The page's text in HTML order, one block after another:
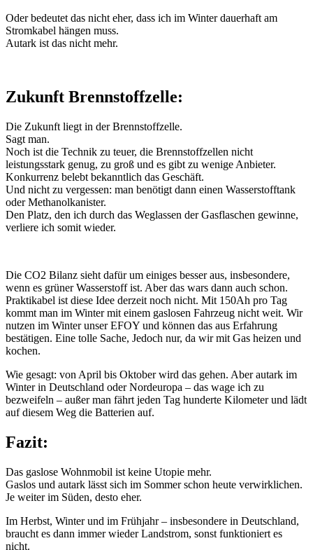
Oder bedeutet das nicht eher, dass ich im Winter dauerhaft am
Stromkabel hängen muss.
Autark ist das nicht mehr.
Zukunft Brennstoffzelle:
Die Zukunft liegt in der Brennstoffzelle.
Sagt man.
Noch ist die Technik zu teuer, die Brennstoffzellen nicht
leistungsstark genug, zu groß und es gibt zu wenige Anbieter.
Konkurrenz belebt bekanntlich das Geschäft.
Und nicht zu vergessen: man benötigt dann einen Wasserstofftank
oder Methanolkanister.
Den Platz, den ich durch das Weglassen der Gasflaschen gewinne,
verliere ich somit wieder.
Die CO2 Bilanz sieht dafür um einiges besser aus, insbesondere,
wenn es grüner Wasserstoff ist. Aber das wars dann auch schon.
Praktikabel ist diese Idee derzeit noch nicht. Mit 150Ah pro Tag
kommt man im Winter mit einem gaslosen Fahrzeug nicht weit. Wir
nutzen im Winter unser EFOY und können das aus Erfahrung
bestätigen. Eine tolle Sache, Jedoch nur, da wir mit Gas heizen und
kochen.
Wie gesagt: von April bis Oktober wird das gehen. Aber autark im
Winter in Deutschland oder Nordeuropa – das wage ich zu
bezweifeln – außer man fährt jeden Tag hunderte Kilometer und lädt
auf diesem Weg die Batterien auf.
Fazit:
Das gaslose Wohnmobil ist keine Utopie mehr.
Gaslos und autark lässt sich im Sommer schon heute verwirklichen.
Je weiter im Süden, desto eher.
Im Herbst, Winter und im Frühjahr – insbesondere in Deutschland,
braucht es dann immer wieder Landstrom, sonst funktioniert es
nicht.